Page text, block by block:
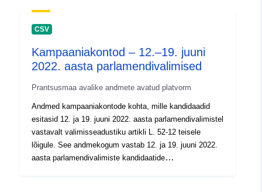
radioattività naturale. I dati sottostanti sono disponibili
nel formato .KMZ per Google Earth ed è presente anche
CSV
Kampaaniakontod – 12.–19. juuni
2022. aasta parlamendivalimised
Prantsusmaa avalike andmete avatud platvorm
Andmed kampaaniakontode kohta, mille kandidaadid
esitasid 12. ja 19. juuni 2022. aasta parlamendivalimistel
vastavalt valimisseadustiku artikli L. 52-12 teisele
lõigule. See andmekogum vastab 12. ja 19. juuni 2022.
aasta parlamendivalimiste kandidaatide